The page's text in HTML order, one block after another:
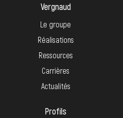
Vergnaud
Le groupe
Réalisations
Ressources
Carrières
Actualités
Profils